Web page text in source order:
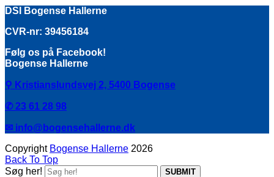
DSI Bogense Hallerne
CVR-nr: 39456184
Følg os på Facebook!
Bogense Hallerne
⚲ Kristianslundsvej 2, 5400 Bogense
✆ 23 61 28 98
✉ info@bogensehallerne.dk
Copyright Bogense Hallerne 2026
Back To Top
Søg her!
SUBMIT